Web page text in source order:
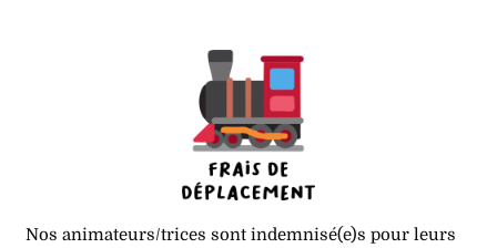
Nos animateurs/trices sont indemnisé(e)s pour leurs